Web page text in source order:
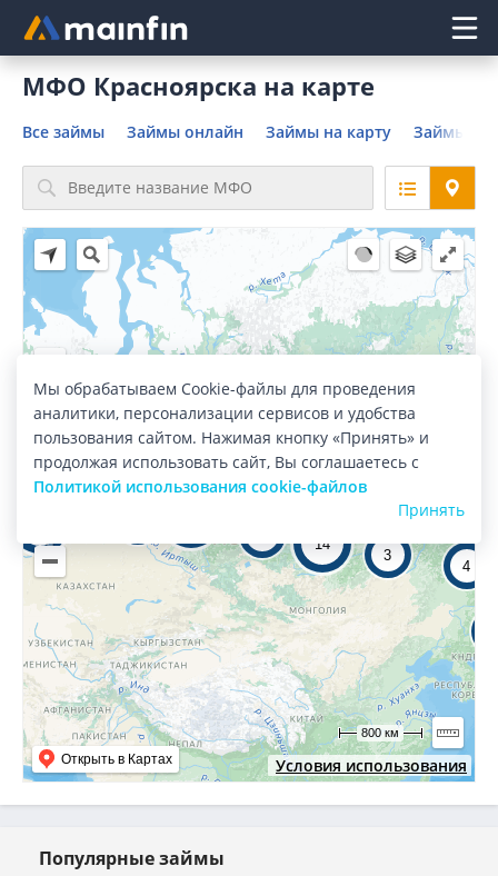
Главное меню
МФО Красноярска на карте
Все займы Займы онлайн Займы на карту Займы
Условия использования
Открыть в Картах
800 км
26
2
3
6 13
14
3
4
Популярные займы
Мы обрабатываем Cookie-файлы для проведения
аналитики, персонализации сервисов и удобства
пользования сайтом. Нажимая кнопку «Принять» и
продолжая использовать сайт, Вы соглашаетесь с
Политикой использования cookie-файлов
Принять